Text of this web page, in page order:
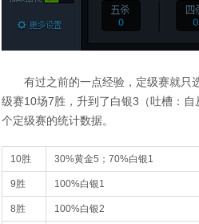
有过之前的一点经验，定级赛就只
级赛10场7胜，升到了白银3（吐槽：
个定级赛的统计数据。
10胜 30%黄金5；70%白银1
9胜 100%白银1
8胜 100%白银2